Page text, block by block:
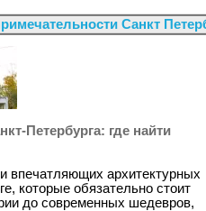
Санкт
Петербурга: где найти
впечатляющих архитектурных
которые обязательно стоит
до современных шедевров,